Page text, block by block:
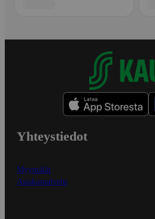
Yhteystiedot
Myymälät
Asiakaspalvelu